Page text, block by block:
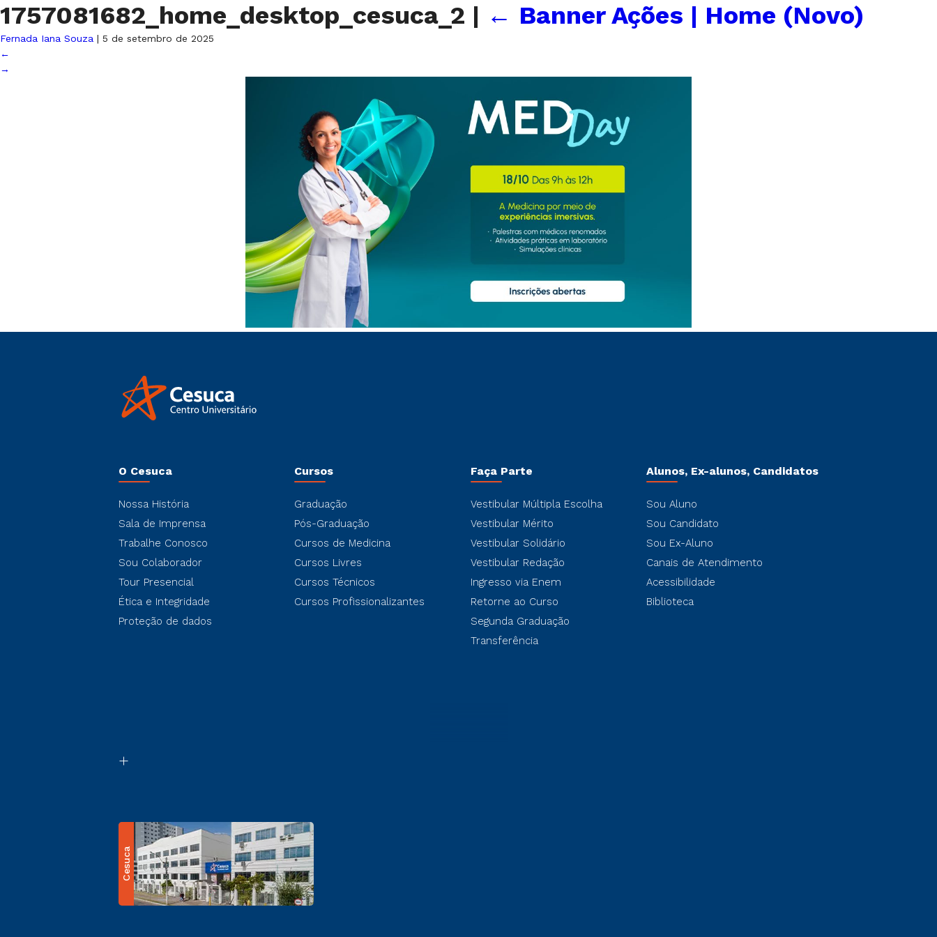
1757081682_home_desktop_cesuca_2 | ← Banner Ações | Home (Novo)
Fernada Iana Souza | 5 de setembro de 2025
←
→
O Cesuca
Nossa História
Sala de Imprensa
Trabalhe Conosco
Sou Colaborador
Tour Presencial
Ética e Integridade
Proteção de dados
Cursos
Graduação
Pós-Graduação
Cursos de Medicina
Cursos Livres
Cursos Técnicos
Cursos Profissionalizantes
Faça Parte
Vestibular Múltipla Escolha
Vestibular Mérito
Vestibular Solidário
Vestibular Redação
Ingresso via Enem
Retorne ao Curso
Segunda Graduação
Transferência
Alunos, Ex-alunos, Candidatos
Sou Aluno
Sou Candidato
Sou Ex-Aluno
Canais de Atendimento
Acessibilidade
Biblioteca
Cesuca